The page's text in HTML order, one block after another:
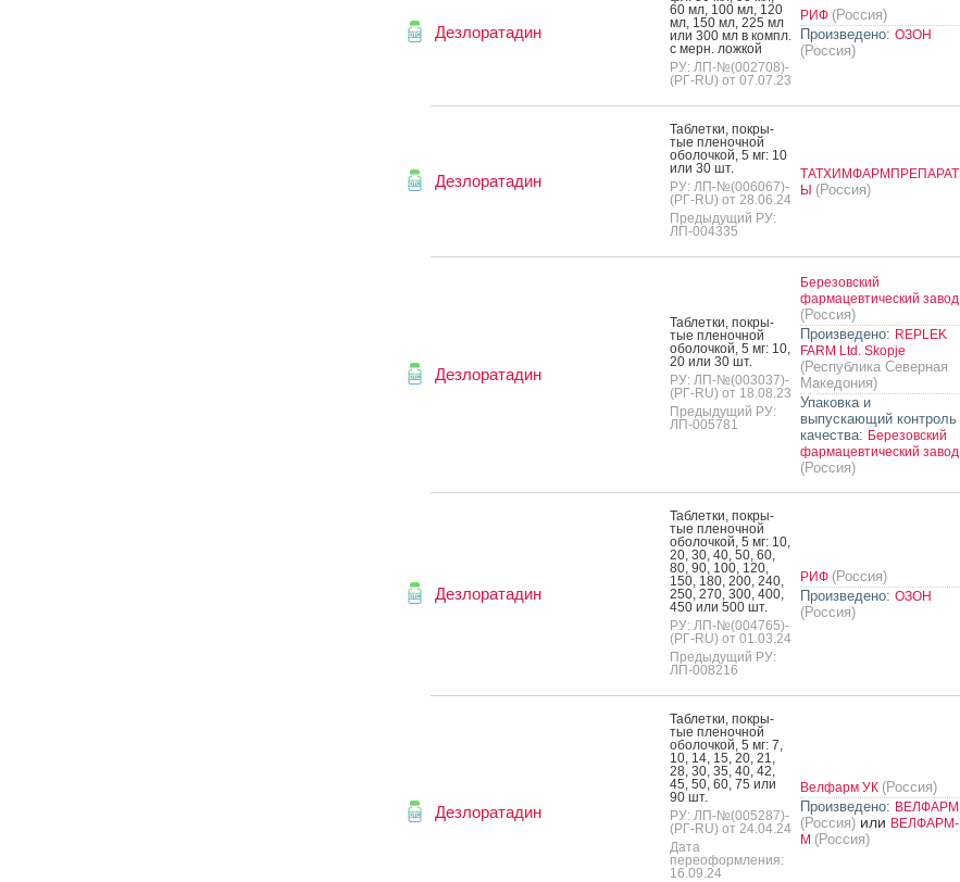
Дезлоратадин
60 мл, 100 мл, 120
мл, 150 мл, 225 мл
или 300 мл в компл.
с мерн. лож­кой
РУ: ЛП-№(002708)-
(РГ-RU) от 07.07.23
РИФ (Россия)
Произведено: ОЗОН
(Россия)
Дезлоратадин
Таб­летки, пок­ры­
тые пле­ноч­ной
обо­лоч­кой, 5 мг: 10
или 30 шт.
РУ: ЛП-№(006067)-
(РГ-RU) от 28.06.24
Предыдущий РУ:
ЛП-004335
ТАТХИМФАРМПРЕПАРАТ
Ы (Россия)
Дезлоратадин
Таб­летки, пок­ры­
тые пле­ноч­ной
обо­лоч­кой, 5 мг: 10,
20 или 30 шт.
РУ: ЛП-№(003037)-
(РГ-RU) от 18.08.23
Предыдущий РУ:
ЛП-005781
Березовский
фармацевтический завод
(Россия)
Произведено: REPLEK
FARM Ltd. Skopje
(Республика Северная
Македония)
Упаковка и
выпускающий контроль
качества: Березовский
фармацевтический завод
(Россия)
Дезлоратадин
Таб­летки, пок­ры­
тые пле­ноч­ной
обо­лоч­кой, 5 мг: 10,
20, 30, 40, 50, 60,
80, 90, 100, 120,
150, 180, 200, 240,
250, 270, 300, 400,
450 или 500 шт.
РУ: ЛП-№(004765)-
(РГ-RU) от 01.03.24
Предыдущий РУ:
ЛП-008216
РИФ (Россия)
Произведено: ОЗОН
(Россия)
Дезлоратадин
Таб­летки, пок­ры­
тые пле­ноч­ной
обо­лоч­кой, 5 мг: 7,
10, 14, 15, 20, 21,
28, 30, 35, 40, 42,
45, 50, 60, 75 или
90 шт.
РУ: ЛП-№(005287)-
(РГ-RU) от 24.04.24
Дата
переоформления:
16.09.24
Велфарм УК (Россия)
Произведено: ВЕЛФАРМ
(Россия)или ВЕЛФАРМ-
М (Россия)